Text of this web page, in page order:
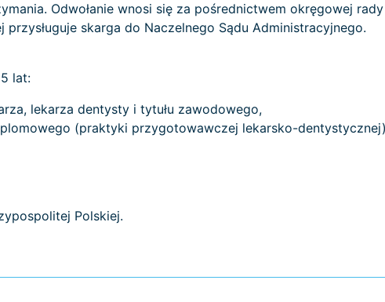
Odwołanie wnosi się za pośrednictwem okręgowej
przysługuje skarga do Naczelnego Sądu Administracyjnego.
lat:
lekarza dentysty i tytułu zawodowego,
(praktyki przygotowawczej lekarsko-
Polskiej.